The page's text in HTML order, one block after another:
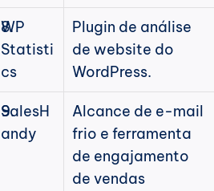
WP
Statisti
cs
Plugin de análise
de website do
WordPress.
SalesH
andy
Alcance de e-mail
frio e ferramenta
de engajamento
de vendas